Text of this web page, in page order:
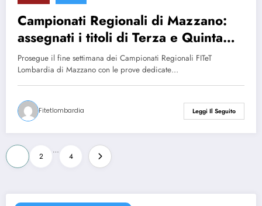
Campionati Regionali di Mazzano:
assegnati i titoli di Terza e Quinta
Categoria
Prosegue il fine settimana dei Campionati Regionali FITeT
Lombardia di Mazzano con le prove dedicate…
Fitetlombardia Leggi Il Seguito
Paginazione
degli
articoli
2
…
4